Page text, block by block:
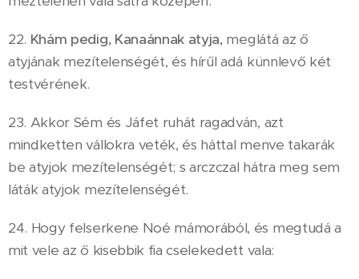
22. Khám pedig, Kanaánnak atyja, meglátá az ő
atyjának mezítelenségét, és hírűl adá künnlevő két
testvérének.
23. Akkor Sém és Jáfet ruhát ragadván, azt
mindketten vállokra veték, és háttal menve takarák
be atyjok mezítelenségét; s arczczal hátra meg sem
láták atyjok mezítelenségét.
24. Hogy felserkene Noé mámorából, és megtudá a
mit vele az ő kisebbik fia cselekedett vala: